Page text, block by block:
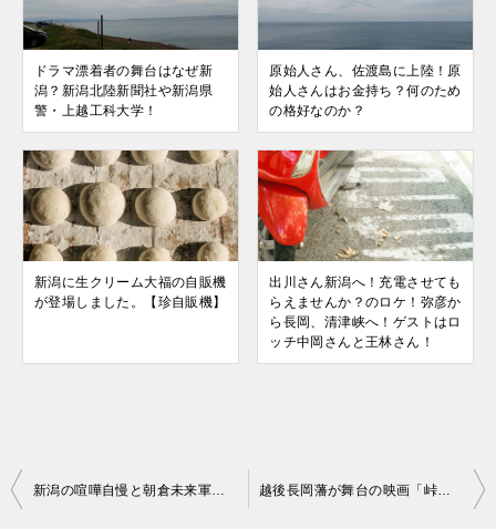
ドラマ漂着者の舞台はなぜ新
潟？新潟北陸新聞社や新潟県
警・上越工科大学！
原始人さん、佐渡島に上陸！原
始人さんはお金持ち？何のため
の格好なのか？
新潟に生クリーム大福の自販機
が登場しました。【珍自販機】
出川さん新潟へ！充電させても
らえませんか？のロケ！弥彦か
ら長岡、清津峡へ！ゲストはロ
ッチ中岡さんと王林さん！
新潟の喧嘩自慢と朝倉未来軍団が激突！新潟のヤンキー恐すぎ！ 越後長岡藩が舞台の映画「峠 最後のサムライ」2022年公開！司馬遼太郎原作